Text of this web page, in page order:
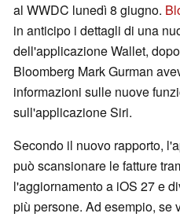
al WWDC lunedì 8 giugno.
in anticipo i dettagli di una
dell'applicazione Wallet,
Bloomberg Mark Gurman
informazioni sulle nuove
sull'applicazione Siri.
Secondo il nuovo rapporto,
può scansionare le fatture
l'aggiornamento a iOS 27 e
più persone. Ad esempio, se